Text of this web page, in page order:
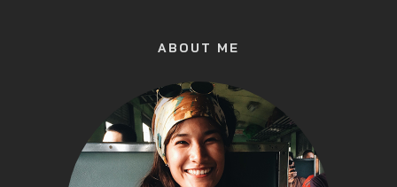
ABOUT ME